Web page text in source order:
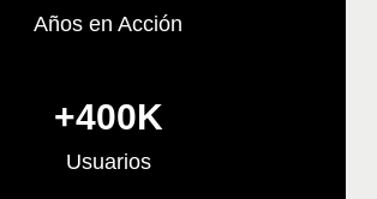
Años en Acción
Usuarios
+400K